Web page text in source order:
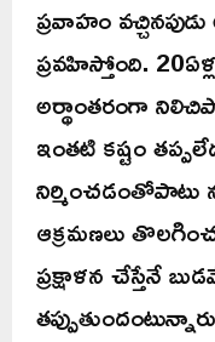
ప్రవాహం
ప్రవహిస్తోంది.
అర్థాంతరంగా
ఇంతటి కష్టం
ఆక్రమణలు
ప్రక్షాళన చేస్తేనే